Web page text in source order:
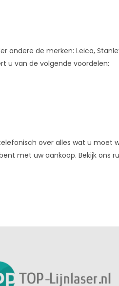
de merken: Leica,
u van de volgende voordelen:
over alles wat u moet
met uw aankoop. Bekijk ons